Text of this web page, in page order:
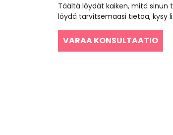
Täältä löydät kaiken, mitä
löydä tarvitsemaasi tietoa, kysy
VARAA KONSULTAATIO